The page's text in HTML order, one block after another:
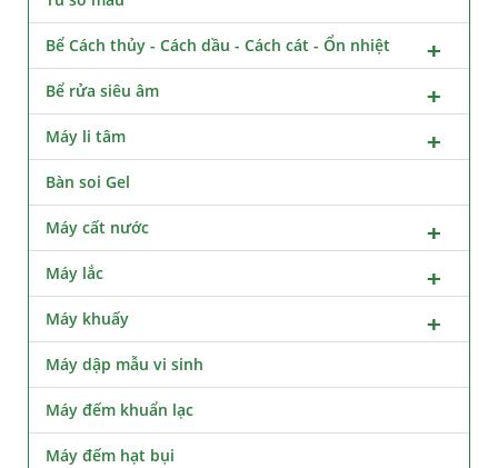
Bể Cách thủy - Cách dầu - Cách cát - Ổn nhiệt
Bể rửa siêu âm
Máy li tâm
Bàn soi Gel
Máy cất nước
Máy lắc
Máy khuấy
Máy dập mẫu vi sinh
Máy đếm khuẩn lạc
Máy đếm hạt bụi